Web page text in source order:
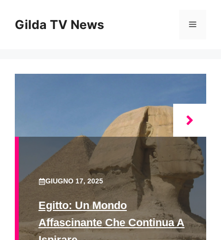
contenuto
Gilda TV News Menu
GIUGNO 17, 2025
Egitto: Un Mondo
Affascinante Che Continua A